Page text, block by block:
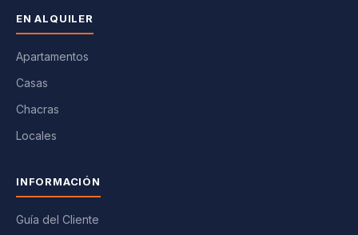
EN ALQUILER
Apartamentos
Casas
Chacras
Locales
INFORMACIÓN
Guía del Cliente